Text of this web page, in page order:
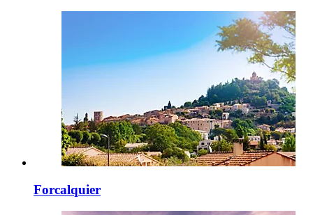
Forcalquier